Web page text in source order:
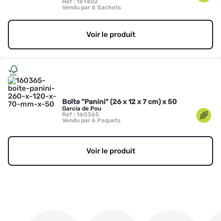
Réf : 161402
Vendu par 6 Sachets
Voir le produit
Boîte "Panini" (26 x 12 x 7 cm) x 50
Garcia de Pou
Réf : 160365
Vendu par 6 Paquets
Voir le produit